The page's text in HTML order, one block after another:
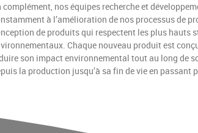
complément, nos équipes recherche et
à l’amélioration de nos processus de
de produits qui respectent les plus hauts
Chaque nouveau produit est
son impact environnemental tout au long de
la production jusqu’à sa fin de vie en passant